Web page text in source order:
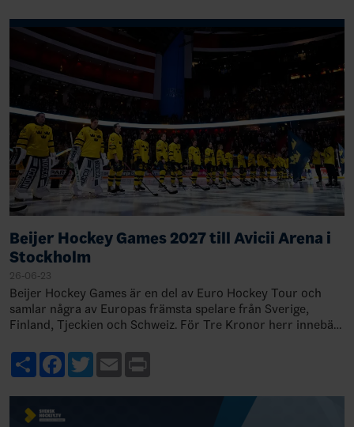
Beijer Hockey Games 2027 till Avicii Arena i
Stockholm
26-06-23
Beijer Hockey Games är en del av Euro Hockey Tour och
samlar några av Europas främsta spelare från Sverige,
Finland, Tjeckien och Schweiz. För Tre Kronor herr innebär
ShareFacebook
TwitterEmail